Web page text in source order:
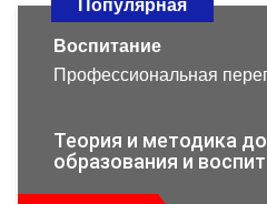
Популярная
Воспитание
Профессиональная
Теория и методика
образования и